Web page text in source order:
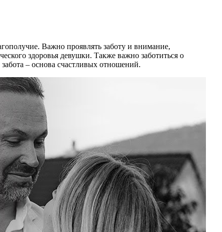
Важно проявлять заботу и внимание,
здоровья девушки. Также важно заботиться о
– основа счастливых отношений.